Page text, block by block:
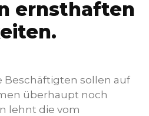
ernsthaften
Beschäftigten sollen auf
überhaupt noch
lehnt die vom